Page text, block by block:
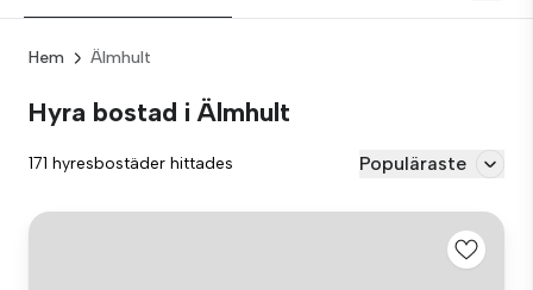
Hem Älmhult
Hyra bostad i Älmhult
171 hyresbostäder hittades Populäraste